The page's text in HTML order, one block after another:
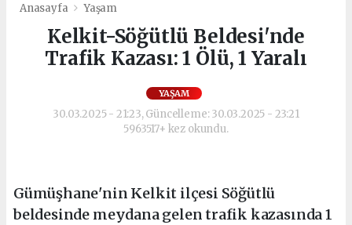
Anasayfa Yaşam
Kelkit-Söğütlü Beldesi'nde
Trafik Kazası: 1 Ölü, 1 Yaralı
YAŞAM
30.03.2025 - 21:23, Güncelleme: 30.03.2025 - 23:21
5963517+ kez okundu.
Gümüşhane'nin Kelkit ilçesi Söğütlü
beldesinde meydana gelen trafik kazasında 1